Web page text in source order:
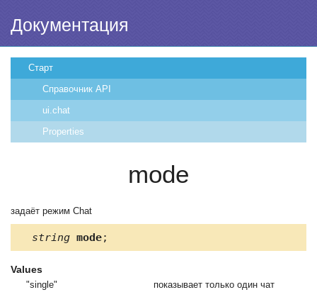
Документация
Старт
Справочник API
ui.chat
Properties
mode
задаёт режим Chat
string mode;
Values
"single"
показывает только один чат